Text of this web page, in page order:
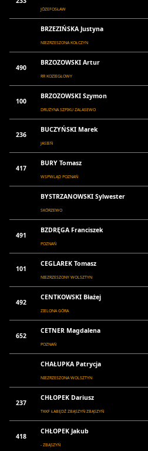
JÓZEFOSŁAW
BRZEZIŃSKA Justyna
NIEZRZESZONA KOŁCZYN
490
BRZOZOWSKI Artur
RR KOZIEGŁOWY
100
BRZOZOWSKI Szymon
DRUŻYNA SZPIKU ZALASEWO
236
BUCZYŃSKI Marek
JASIEŃ
417
BURY Tomasz
WSPWLĄD POZNAŃ
BYSTRZANOWSKI Sylwester
SKÓRZEWO
491
BZDRĘGA Franciszek
POZNAŃ
101
CEGLAREK Tomasz
NIEZRZESZONY WOLSZTYN
492
CENTKOWSKI Błażej
ZIELONA GÓRA
652
CETNER Magdalena
POZNAŃ
CHAŁUPKA Patrycja
NIEZRZESZONA WOLSZTYN
237
CHŁOPEK Dariusz
TKKF ŁABĘDŹ ZBĄSZYŃ ZBĄSZYŃ
418
CHŁOPEK Jakub
- ZBĄSZYŃ